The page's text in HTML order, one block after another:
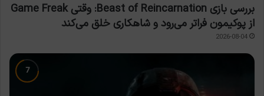
بررسی بازی Beast of Reincarnation: وقتی Game Freak
از پوکیمون فراتر می‌رود و شاهکاری خلق می‌کند
2026-08-04